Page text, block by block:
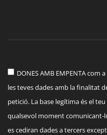
DONES AMB EMPENTA
les teves dades amb la finalitat
petició. La base legítima és el
qualsevol moment comunicant-
es cediran dades a tercers